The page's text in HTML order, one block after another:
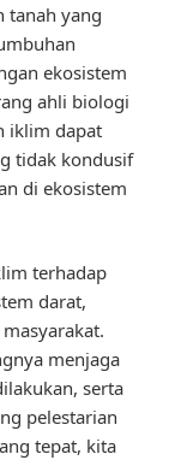
tanah yang
ekosistem
ahli biologi
iklim dapat
tidak kondusif
di ekosistem
terhadap
darat,
menjaga
serta
pelestarian
tepat, kita